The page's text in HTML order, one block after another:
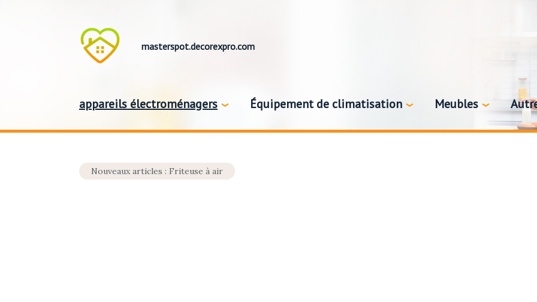
masterspot.decorexpro.com
appareils électroménagers Équipement de climatisation Meubles
Nouveaux articles : Friteuse à air